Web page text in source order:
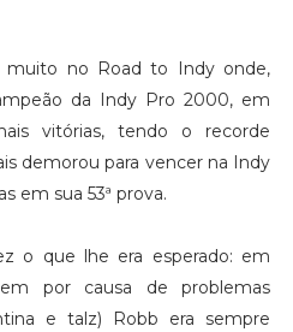
muito no Road to Indy onde,
da Indy Pro 2000, em
vitórias, tendo o recorde
demorou para vencer na Indy
em sua 53ª prova.
o que lhe era esperado: em
por causa de problemas
e talz) Robb era sempre